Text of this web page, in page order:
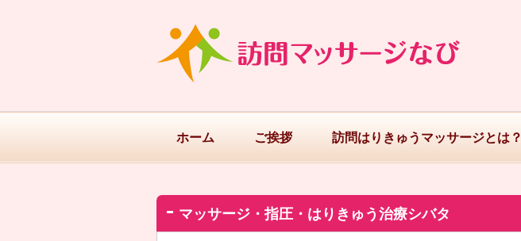
ホーム ご挨拶 訪問はりきゅうマッサージとは？
マッサージ・指圧・はりきゅう治療シバタ